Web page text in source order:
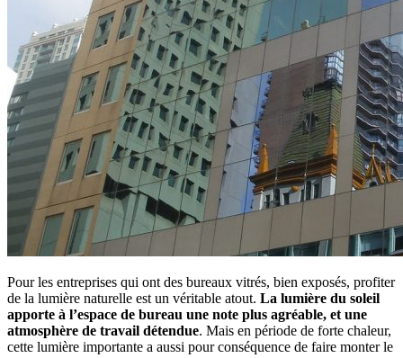
Pour les entreprises qui ont des bureaux vitrés, bien exposés, profiter
de la lumière naturelle est un véritable atout. La lumière du soleil
apporte à l’espace de bureau une note plus agréable, et une
atmosphère de travail détendue. Mais en période de forte chaleur,
cette lumière importante a aussi pour conséquence de faire monter le